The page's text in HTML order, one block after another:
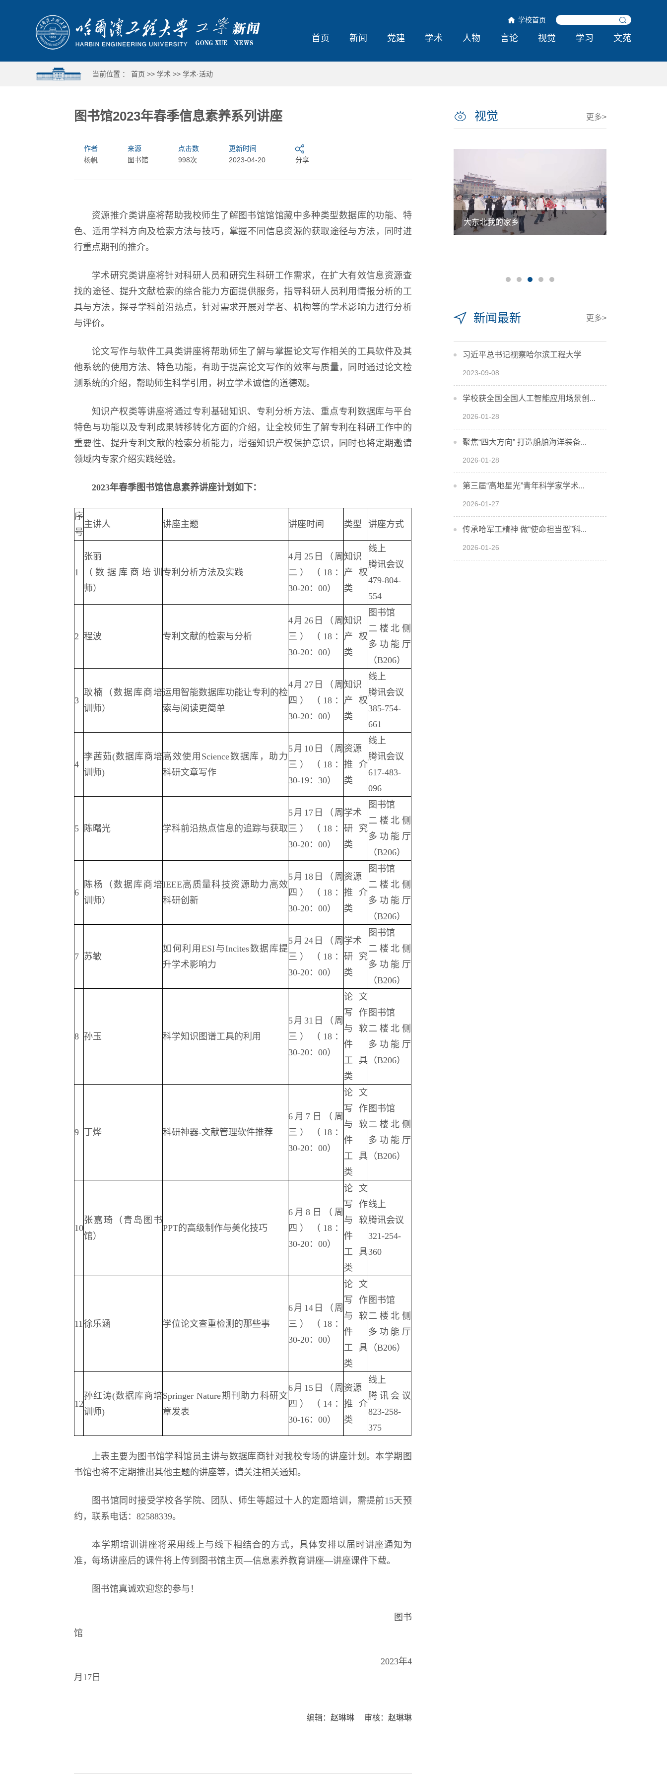
学校首页
首页 新闻 党建 学术 人物 言论 视觉 学习 文苑
当前位置 ： 首页 >> 学术 >> 学术·活动
图书馆2023年春季信息素养系列讲座
作者
杨帆
来源
图书馆
点击数
998次
更新时间
2023-04-20
分享
资源推介类讲座将帮助我校师生了解图书馆馆馆藏中多种类型数据库的功能、特
色、适用学科方向及检索方法与技巧，掌握不同信息资源的获取途径与方法，同时进
行重点期刊的推介。
学术研究类讲座将针对科研人员和研究生科研工作需求，在扩大有效信息资源查
找的途径、提升文献检索的综合能力方面提供服务，指导科研人员利用情报分析的工
具与方法，探寻学科前沿热点，针对需求开展对学者、机构等的学术影响力进行分析
与评价。
论文写作与软件工具类讲座将帮助师生了解与掌握论文写作相关的工具软件及其
他系统的使用方法、特色功能，有助于提高论文写作的效率与质量，同时通过论文检
测系统的介绍，帮助师生科学引用，树立学术诚信的道德观。
知识产权类等讲座将通过专利基础知识、专利分析方法、重点专利数据库与平台
特色与功能以及专利成果转移转化方面的介绍，让全校师生了解专利在科研工作中的
重要性、提升专利文献的检索分析能力，增强知识产权保护意识，同时也将定期邀请
领域内专家介绍实践经验。
2023年春季图书馆信息素养讲座计划如下：
序
号
主讲人 讲座主题 讲座时间 类型 讲座方式
1
张丽
（数据库商培训
师）
专利分析方法及实践
4月25日（周
二）（18：
30-20：00）
知识
产权
类
线上
腾讯会议
479-804-
554
2 程波 专利文献的检索与分析
4月26日（周
三）（18：
30-20：00）
知识
产权
类
图书馆
二楼北侧
多功能厅
（B206）
3
耿楠（数据库商培
训师）
运用智能数据库功能让专利的检
索与阅读更简单
4月27日（周
四）（18：
30-20：00）
知识
产权
类
线上
腾讯会议
385-754-
661
4
李茜茹(数据库商培
训师)
高效使用Science数据库，助力
科研文章写作
5月10日（周
三）（18：
30-19：30）
资源
推介
类
线上
腾讯会议
617-483-
096
5 陈曙光 学科前沿热点信息的追踪与获取
5月17日（周
三）（18：
30-20：00）
学术
研究
类
图书馆
二楼北侧
多功能厅
（B206）
6
陈杨（数据库商培
训师）
IEEE高质量科技资源助力高效
科研创新
5月18日（周
四）（18：
30-20：00）
资源
推介
类
图书馆
二楼北侧
多功能厅
（B206）
7 苏敏
如何利用ESI与Incites数据库提
升学术影响力
5月24日（周
三）（18：
30-20：00）
学术
研究
类
图书馆
二楼北侧
多功能厅
（B206）
8 孙玉 科学知识图谱工具的利用
5月31日（周
三）（18：
30-20：00）
论文
写作
与软
件
工具
类
图书馆
二楼北侧
多功能厅
（B206）
9 丁烨 科研神器-文献管理软件推荐
6月7日（周
三）（18：
30-20：00）
论文
写作
与软
件
工具
类
图书馆
二楼北侧
多功能厅
（B206）
10
张嘉琦（青岛图书
馆）
PPT的高级制作与美化技巧
6月8日（周
四）（18：
30-20：00）
论文
写作
与软
件
工具
类
线上
腾讯会议
321-254-
360
11徐乐涵 学位论文查重检测的那些事
6月14日（周
三）（18：
30-20：00）
论文
写作
与软
件
工具
类
图书馆
二楼北侧
多功能厅
（B206）
12
孙红涛(数据库商培
训师)
Springer Nature期刊助力科研文
章发表
6月15日（周
四）（14：
30-16：00）
资源
推介
类
线上
腾讯会议
823-258-
375
上表主要为图书馆学科馆员主讲与数据库商针对我校专场的讲座计划。本学期图
书馆也将不定期推出其他主题的讲座等，请关注相关通知。
图书馆同时接受学校各学院、团队、师生等超过十人的定题培训，需提前15天预
约，联系电话：82588339。
本学期培训讲座将采用线上与线下相结合的方式，具体安排以届时讲座通知为
准，每场讲座后的课件将上传到图书馆主页—信息素养教育讲座—讲座课件下载。
图书馆真诚欢迎您的参与！
图书
馆
2023年4
月17日
编辑：赵琳琳 审核：赵琳琳
视觉 更多>
哈工程举行第十六届合唱与重唱比赛
第18届国际大学生雪雕大赛
大东北我的家乡
新闻最新 更多>
习近平总书记视察哈尔滨工程大学
2023-09-08
学校获全国全国人工智能应用场景创...
2026-01-28
聚焦“四大方向” 打造船舶海洋装备...
2026-01-28
第三届“高地星光”青年科学家学术...
2026-01-27
传承哈军工精神 做“使命担当型”科...
2026-01-26